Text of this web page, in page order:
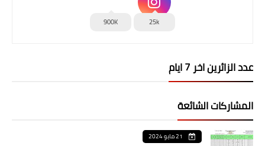
25k
900K
عدد الزائرين اخر 7 ايام
المشاركات الشائعة
21 مايو 2024